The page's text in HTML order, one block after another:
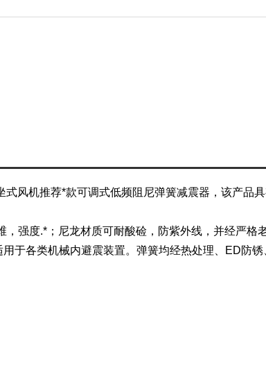
风机推荐*款可调式低频阻尼弹簧减震器，该产品
强度.*；尼龙材质可耐酸硷，防紫外线，并经严格
于各类机械内避震装置。弹簧均经热处理、ED防